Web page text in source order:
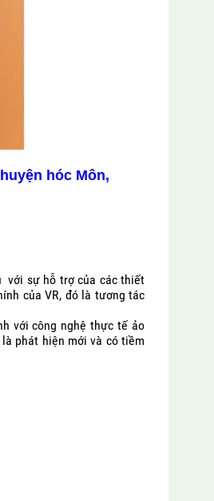
hóc Môn,
với sự hỗ trợ của các thiết
của VR, đó là tương tác
với công nghệ thực tế ảo
phát hiện mới và có tiềm